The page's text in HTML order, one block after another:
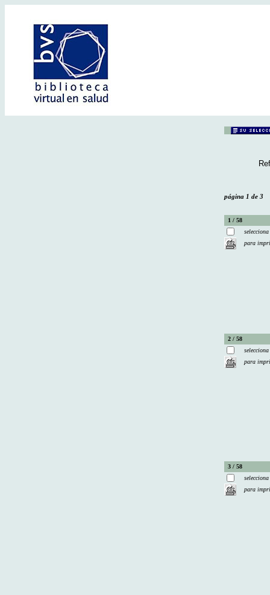
página 1 de 3
1 / 58
selecciona
para
2 / 58
selecciona
para
3 / 58
selecciona
para